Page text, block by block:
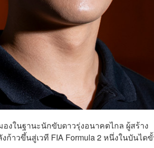
องในฐานะนักขับดาวรุ่งอนาคตไกล ผู้สร้าง
าวขึ้นสู่เวที FIA Formula 2 หนึ่งในบันได